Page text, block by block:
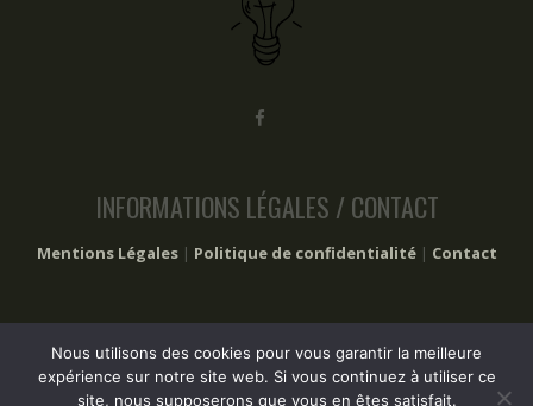
INFORMATIONS LÉGALES / CONTACT
Mentions Légales| Politique de confidentialité| Contact
2017 – 2024 Les trucs à faire © Tous droits réservés
Nous utilisons des cookies pour vous garantir la meilleure
expérience sur notre site web. Si vous continuez à utiliser ce
site, nous supposerons que vous en êtes satisfait.